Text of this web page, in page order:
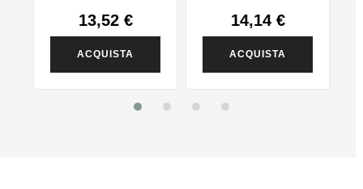
13,52 €
ACQUISTA
14,14 €
ACQUISTA